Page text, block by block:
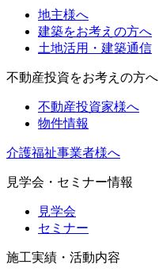
地主様へ
建築をお考えの方へ
土地活用・建築通信
不動産投資をお考えの方へ
不動産投資家様へ
物件情報
介護福祉事業者様へ
見学会・セミナー情報
見学会
セミナー
施工実績・活動内容